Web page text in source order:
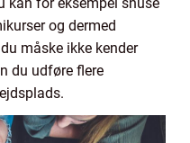
og dermed
måske ikke kender
du udføre flere